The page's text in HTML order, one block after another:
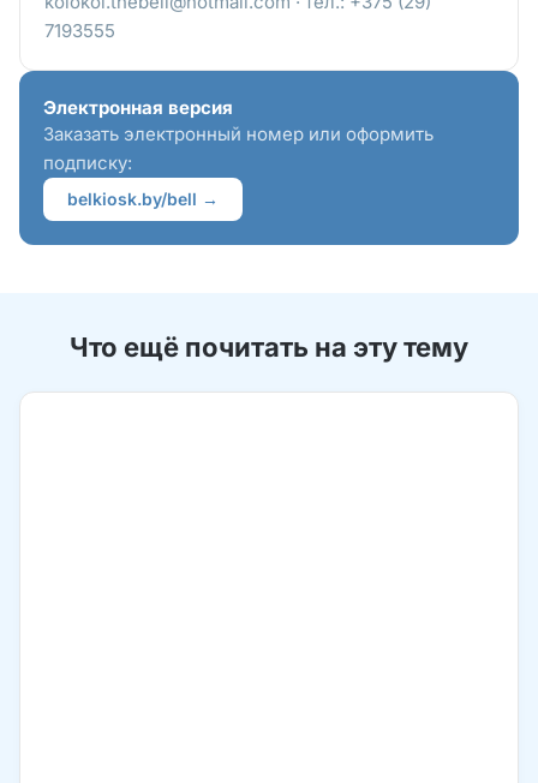
7193555
Электронная версия
Заказать электронный номер или оформить
подписку:
belkiosk.by/bell →
Что ещё почитать на эту тему